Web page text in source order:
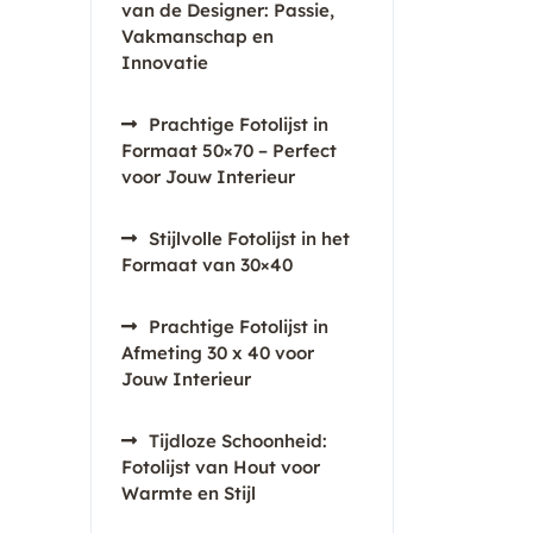
van de Designer: Passie,
Vakmanschap en
Innovatie
Prachtige Fotolijst in
Formaat 50×70 – Perfect
voor Jouw Interieur
Stijlvolle Fotolijst in het
Formaat van 30×40
Prachtige Fotolijst in
Afmeting 30 x 40 voor
Jouw Interieur
Tijdloze Schoonheid:
Fotolijst van Hout voor
Warmte en Stijl